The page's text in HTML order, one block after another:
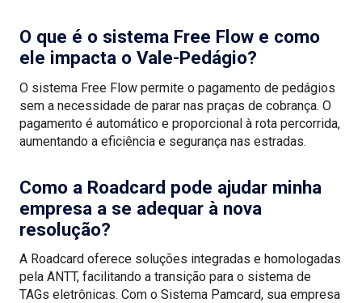
O que é o sistema Free Flow e como
ele impacta o Vale-Pedágio?
O sistema Free Flow permite o pagamento de pedágios
sem a necessidade de parar nas praças de cobrança. O
pagamento é automático e proporcional à rota percorrida,
aumentando a eficiência e segurança nas estradas.
Como a Roadcard pode ajudar minha
empresa a se adequar à nova
resolução?
A Roadcard oferece soluções integradas e homologadas
pela ANTT, facilitando a transição para o sistema de
TAGs eletrônicas. Com o Sistema Pamcard, sua empresa